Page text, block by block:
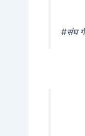
#संघ